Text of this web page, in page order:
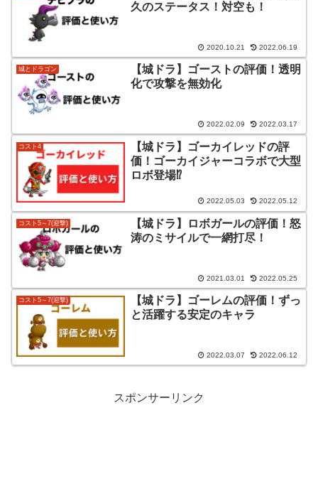
久のステータス！対空も！
2020.10.21 2022.06.19
城とドラゴン
【城ドラ】ゴーストの評価！透明
化で攻撃を無効化
2022.02.09 2022.03.17
コスト4
【城ドラ】ゴーカイレッドの評
価！ゴーカイジャーコラボで大型
ロボ登場⁉
2022.05.03 2022.05.12
コスト5～7(迎撃)
【城ドラ】ロボガールの評価！怒
涛のミサイルで一網打尽！
2021.03.01 2022.05.25
コスト5～7(迎撃)
【城ドラ】ゴーレムの評価！ずっ
と活躍する安定のキャラ
2022.03.07 2022.06.12
スポンサーリンク